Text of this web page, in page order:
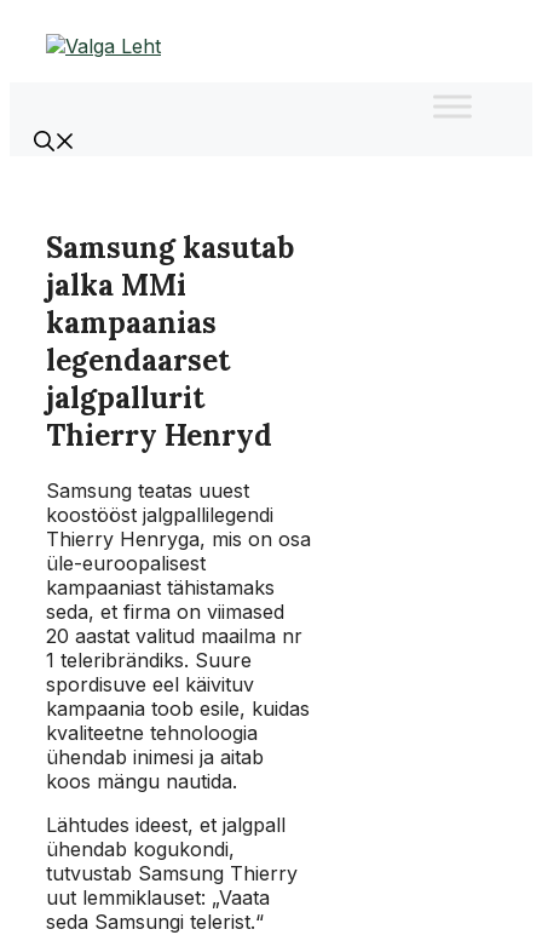
Samsung kasutab
jalka MMi
kampaanias
legendaarset
jalgpallurit
Thierry Henryd
Samsung teatas uuest
koostööst jalgpallilegendi
Thierry Henryga, mis on osa
üle-euroopalisest
kampaaniast tähistamaks
seda, et firma on viimased
20 aastat valitud maailma nr
1 teleribrändiks. Suure
spordisuve eel käivituv
kampaania toob esile, kuidas
kvaliteetne tehnoloogia
ühendab inimesi ja aitab
koos mängu nautida.
Lähtudes ideest, et jalgpall
ühendab kogukondi,
tutvustab Samsung Thierry
uut lemmiklauset: „Vaata
seda Samsungi telerist.“